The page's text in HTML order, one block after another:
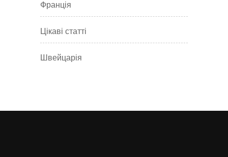
Франція
Цікаві статті
Швейцарія